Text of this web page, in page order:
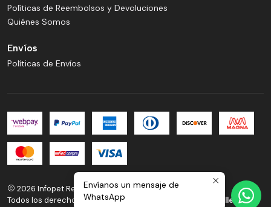
Políticas de Reembolsos y Devoluciones
Quiénes Somos
Envíos
Políticas de Envíos
2026 Infopet Reñaca.
Todos los derechos reservados.
Desarrollado por Jumpseller
Envíanos un mensaje de
WhatsApp